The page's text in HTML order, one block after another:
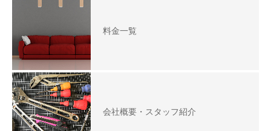
料金一覧
会社概要・スタッフ紹介